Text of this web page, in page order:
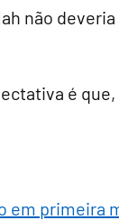
não
é que,
em primeira